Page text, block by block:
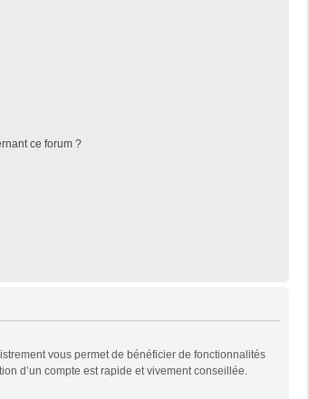
ce forum ?
vous permet de bénéficier de fonctionnalités
d’un compte est rapide et vivement conseillée.